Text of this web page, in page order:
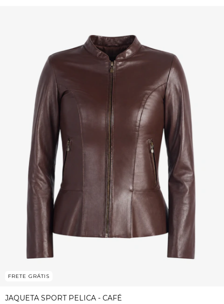
FRETE GRÁTIS
JAQUETA SPORT PELICA - CAFÉ